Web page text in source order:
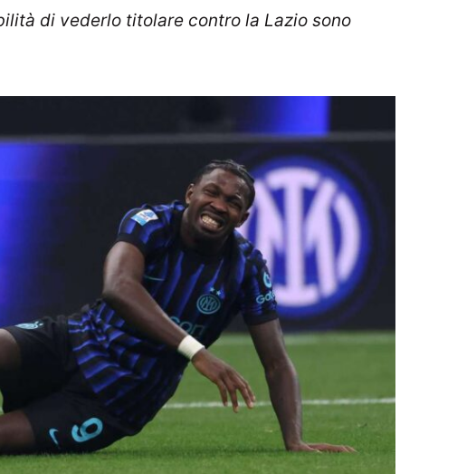
di vederlo titolare contro la Lazio sono